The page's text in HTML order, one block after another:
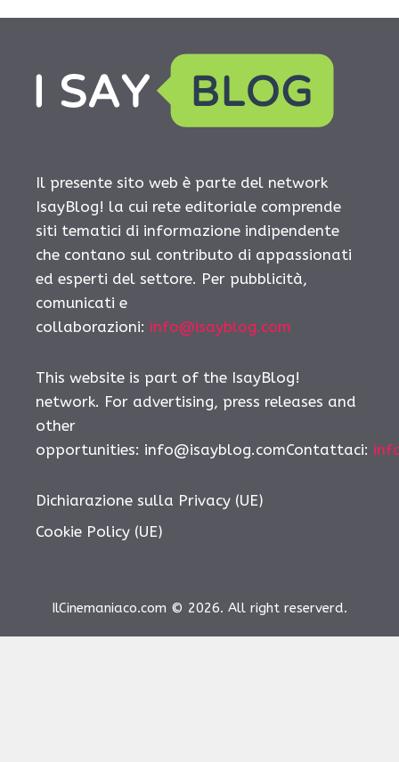
Il presente sito web è parte del network
IsayBlog! la cui rete editoriale comprende
siti tematici di informazione indipendente
che contano sul contributo di appassionati
ed esperti del settore. Per pubblicità,
comunicati e
collaborazioni: info@isayblog.com
This website is part of the IsayBlog!
network. For advertising, press releases and
other
opportunities: info@isayblog.comContattaci:
Dichiarazione sulla Privacy (UE)
Cookie Policy (UE)
IlCinemaniaco.com © 2026. All right reserverd.